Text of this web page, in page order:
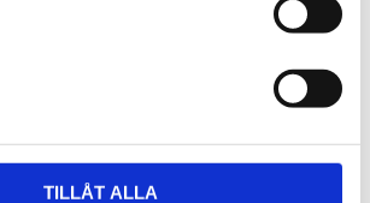
TILLÅT ALLA